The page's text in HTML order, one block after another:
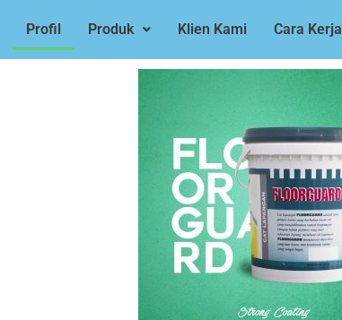
Profil Produk Klien Kami Cara Kerja